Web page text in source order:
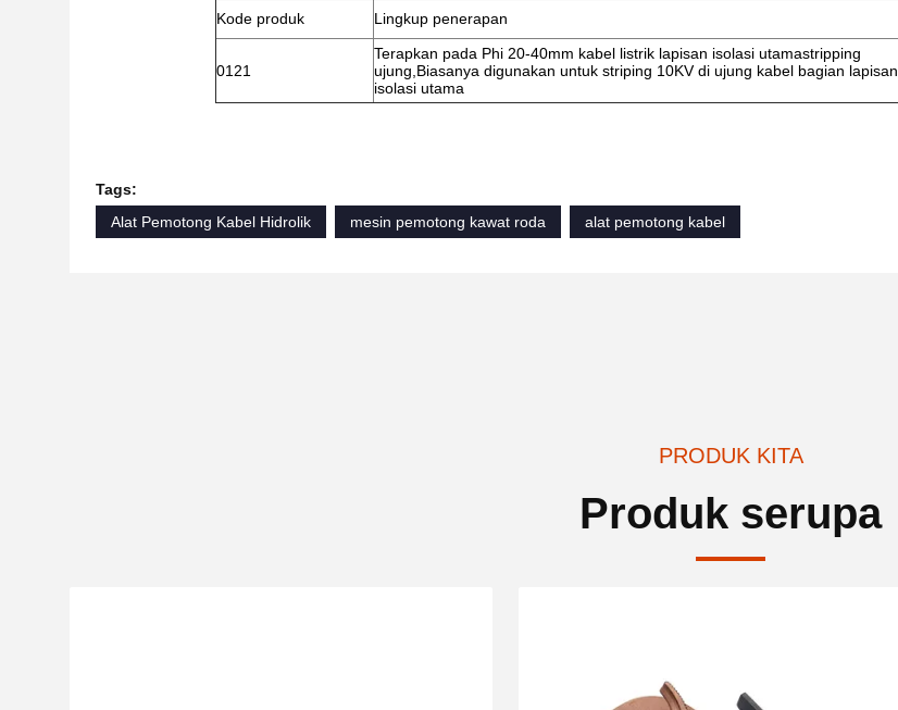
Kode produk
Lingkup penerapan
0121
Terapkan pada Phi 20-40mm kabel listrik lapisan isolasi utamastripping
ujung,Biasanya digunakan untuk striping 10KV di ujung kabel bagian lapisan
isolasi utama